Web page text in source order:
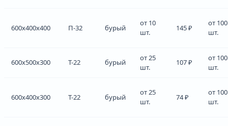
600x400x400 П-32 бурый
от 10
шт.
145 ₽
от 100
шт.
600x500x300 Т-22 бурый
от 25
шт.
107 ₽
от 100
шт.
600x400x300 Т-22 бурый
от 25
шт.
74 ₽
от 100
шт.